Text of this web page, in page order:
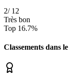
2/ 12
Très bon
Top 16.7%
Classements dans